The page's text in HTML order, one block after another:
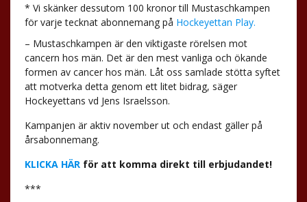
* Vi skänker dessutom 100 kronor till Mustaschkampen
för varje tecknat abonnemang på Hockeyettan Play.
– Mustaschkampen är den viktigaste rörelsen mot
cancern hos män. Det är den mest vanliga och ökande
formen av cancer hos män. Låt oss samlade stötta syftet
att motverka detta genom ett litet bidrag, säger
Hockeyettans vd Jens Israelsson.
Kampanjen är aktiv november ut och endast gäller på
årsabonnemang.
KLICKA HÄRför att komma direkt till erbjudandet!
***